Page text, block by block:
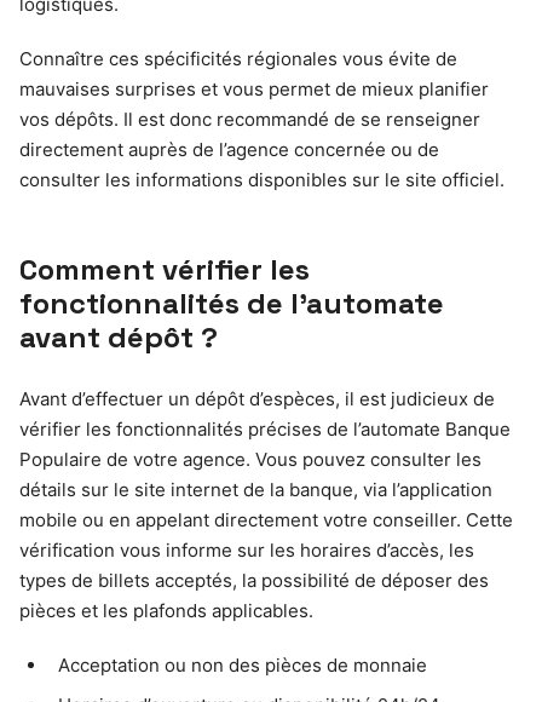
Connaître ces spécificités régionales vous évite de
mauvaises surprises et vous permet de mieux planifier
vos dépôts. Il est donc recommandé de se renseigner
directement auprès de l’agence concernée ou de
consulter les informations disponibles sur le site officiel.
Comment vérifier les
fonctionnalités de l’automate
avant dépôt ?
Avant d’effectuer un dépôt d’espèces, il est judicieux de
vérifier les fonctionnalités précises de l’automate Banque
Populaire de votre agence. Vous pouvez consulter les
détails sur le site internet de la banque, via l’application
mobile ou en appelant directement votre conseiller. Cette
vérification vous informe sur les horaires d’accès, les
types de billets acceptés, la possibilité de déposer des
pièces et les plafonds applicables.
Acceptation ou non des pièces de monnaie